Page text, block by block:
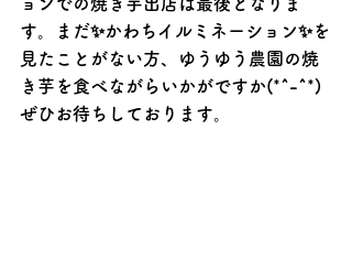
す。まだ✨かわちイルミネーション✨を
見たことがない方、ゆうゆう農園の焼
き芋を食べながらいかがですか(*^-^*)
ぜひお待ちしております。